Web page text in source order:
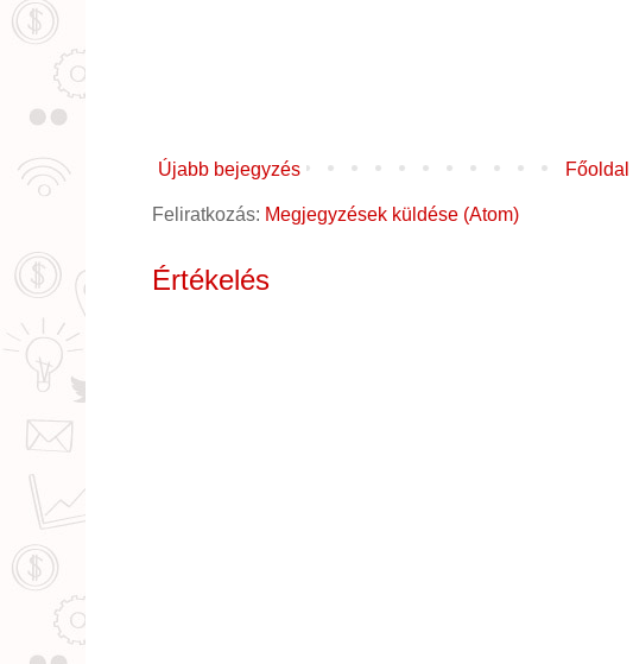
Újabb bejegyzés Főoldal
Feliratkozás: Megjegyzések küldése (Atom)
Értékelés